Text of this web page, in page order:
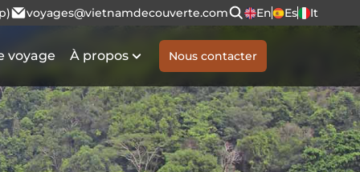
voyages@vietnamdecouverte.com En Es It
voyage À propos Nous contacter